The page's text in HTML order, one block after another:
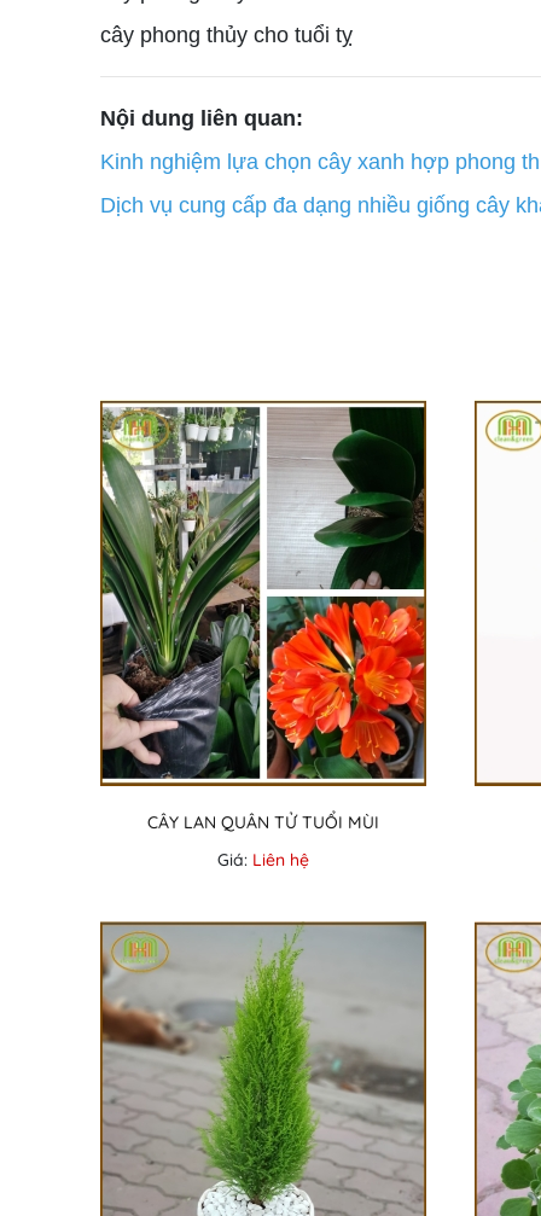
cây phong thủy cho tuổi tỵ
Nội dung liên quan:
Kinh nghiệm lựa chọn cây xanh hợp phong
Dịch vụ cung cấp đa dạng nhiều giống cây
CÂY LAN QUÂN TỬ TUỔI MÙI
Giá: Liên hệ